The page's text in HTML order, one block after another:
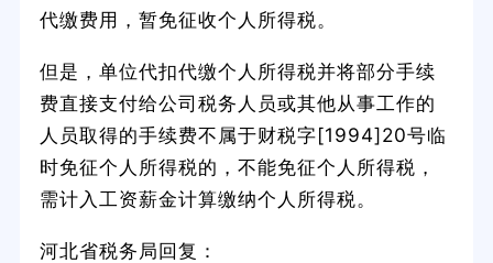
代缴费用，暂免征收个人所得税。
但是，单位代扣代缴个人所得税并将部分手续
费直接支付给公司税务人员或其他从事工作的
人员取得的手续费不属于财税字[1994]20号临
时免征个人所得税的，不能免征个人所得税，
需计入工资薪金计算缴纳个人所得税。
河北省税务局回复：